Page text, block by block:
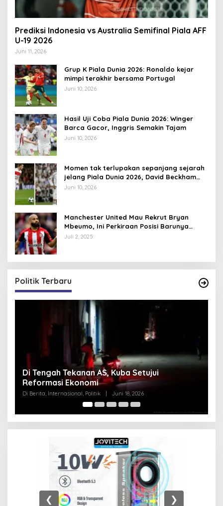
Prediksi Indonesia vs Australia Semifinal Piala AFF
U-19 2026
Juni 11, 2026
Grup K Piala Dunia 2026: Ronaldo kejar
mimpi terakhir bersama Portugal
Juni 10, 2026
Hasil Uji Coba Piala Dunia 2026: Winger
Barca Gacor, Inggris Semakin Tajam
Juni 10, 2026
Momen tak terlupakan sepanjang sejarah
jelang Piala Dunia 2026, David Beckham
pernah dapat kartu merah
Juni 10, 2026
Manchester United Mau Rekrut Bryan
Mbeumo, Ini Perkiraan Posisi Barunya
dalam Skema Ruben Amorim
Juli 2, 2025
Politik Terbaru
Pentagon Hapus Kata ‘Indo’ dari Komando
Indo-Pasifik, Mengapa?
Di Berita, Internasional, Politik | Juni 18, 2026
❮ ❯